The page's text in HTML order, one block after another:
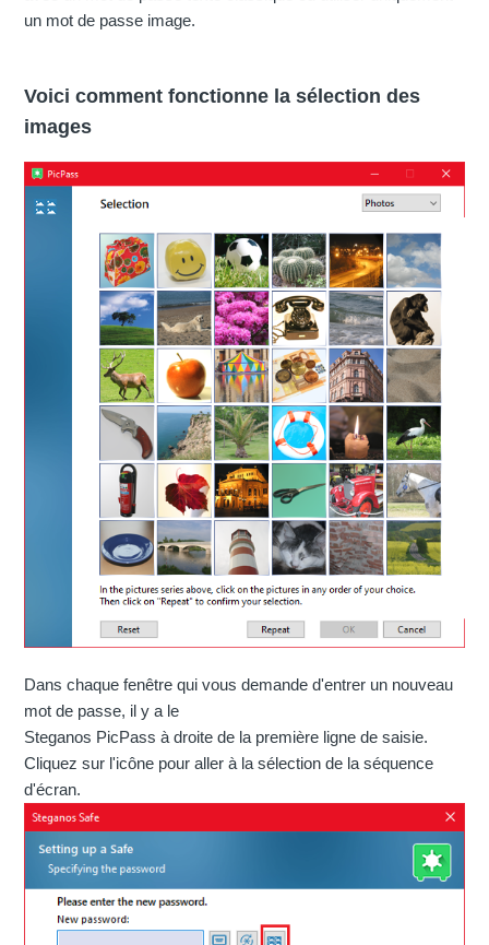
un mot de passe image.
Voici comment fonctionne la sélection des
images
Dans chaque fenêtre qui vous demande d'entrer un nouveau
mot de passe, il y a le
Steganos PicPass à droite de la première ligne de saisie.
Cliquez sur l'icône pour aller à la sélection de la séquence
d'écran.